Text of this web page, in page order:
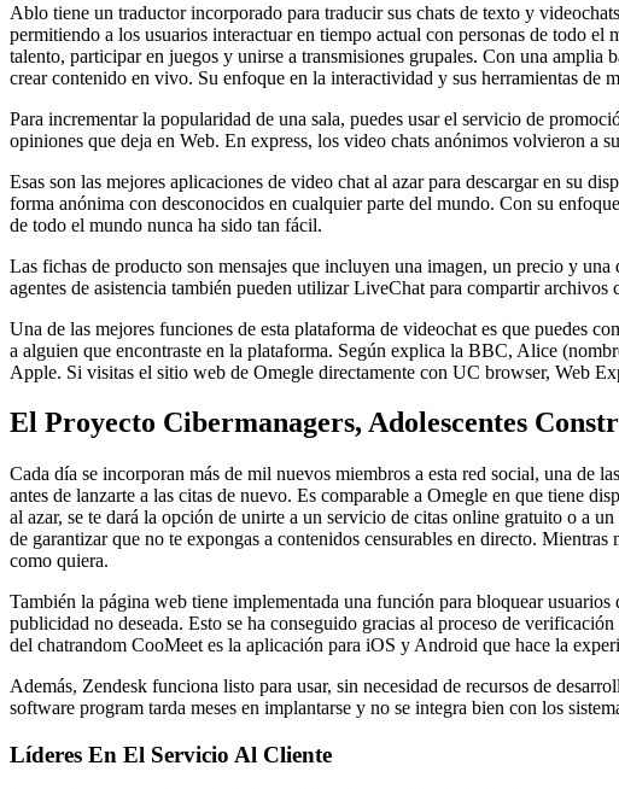
Ablo tiene un traductor incorporado para traducir sus chats de texto y
permitiendo a los usuarios interactuar en tiempo actual con personas de todo
talento, participar en juegos y unirse a transmisiones grupales. Con una
crear contenido en vivo. Su enfoque en la interactividad y sus herramientas de
Para incrementar la popularidad de una sala, puedes usar el servicio de
opiniones que deja en Web. En express, los video chats anónimos volvieron a
Esas son las mejores aplicaciones de video chat al azar para descargar en su
forma anónima con desconocidos en cualquier parte del mundo. Con su
de todo el mundo nunca ha sido tan fácil.
Las fichas de producto son mensajes que incluyen una imagen, un precio y
agentes de asistencia también pueden utilizar LiveChat para compartir
Una de las mejores funciones de esta plataforma de videochat es que puedes
a alguien que encontraste en la plataforma. Según explica la BBC, Alice
Apple. Si visitas el sitio web de Omegle directamente con UC browser, Web
El Proyecto Cibermanagers, Adolescentes
Cada día se incorporan más de mil nuevos miembros a esta red social, una de
antes de lanzarte a las citas de nuevo. Es comparable a Omegle en que tiene
al azar, se te dará la opción de unirte a un servicio de citas online gratuito o a
de garantizar que no te expongas a contenidos censurables en directo.
como quiera.
También la página web tiene implementada una función para bloquear
publicidad no deseada. Esto se ha conseguido gracias al proceso de
del chatrandom CooMeet es la aplicación para iOS y Android que hace la
Además, Zendesk funciona listo para usar, sin necesidad de recursos de
software program tarda meses en implantarse y no se integra bien con los
Líderes En El Servicio Al Cliente